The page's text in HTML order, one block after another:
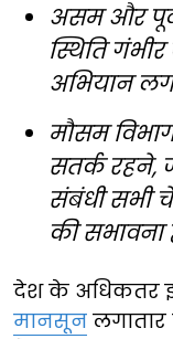
असम और
स्थिति
अभियान
मौसम
सतर्क
संबंधी सभी
की सभावना
देश के अधिकतर
मानसून